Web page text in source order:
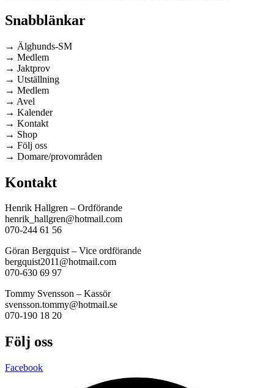
Snabblänkar
→ Älghunds-SM
→ Medlem
→ Jaktprov
→ Utställning
→ Medlem
→ Avel
→ Kalender
→ Kontakt
→ Shop
→ Följ oss
→ Domare/provområden
Kontakt
Henrik Hallgren – Ordförande
henrik_hallgren@hotmail.com
070-244 61 56
Göran Bergquist – Vice ordförande
bergquist2011@hotmail.com
070-630 69 97
Tommy Svensson – Kassör
svensson.tommy@hotmail.se
070-190 18 20
Följ oss
Facebook